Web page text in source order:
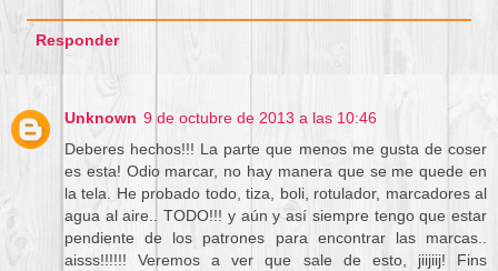
Responder
Unknown 9 de octubre de 2013 a las 10:46
Deberes hechos!!! La parte que menos me gusta de coser
es esta! Odio marcar, no hay manera que se me quede en
la tela. He probado todo, tiza, boli, rotulador, marcadores al
agua al aire.. TODO!!! y aún y así siempre tengo que estar
pendiente de los patrones para encontrar las marcas..
aisss!!!!!! Veremos a ver que sale de esto, jiijiij! Fins